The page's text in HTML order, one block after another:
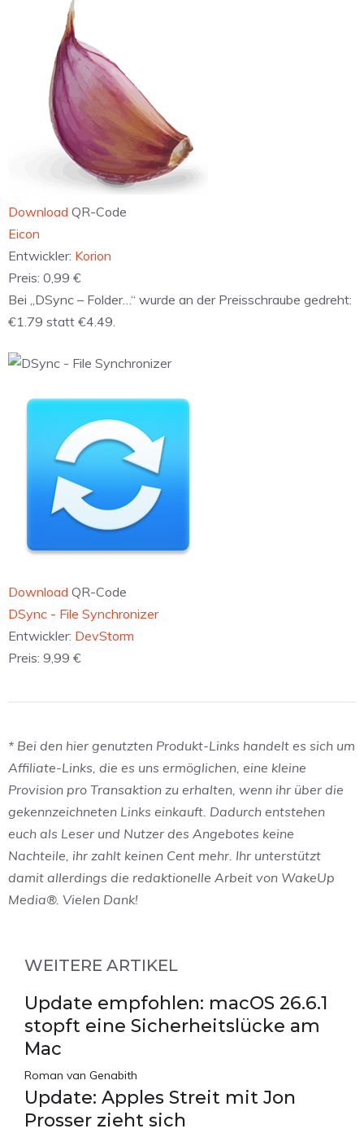
Download QR-Code
‎Eicon
Entwickler: Korion
Preis: 0,99 €
Bei „DSync – Folder…“ wurde an der Preisschraube gedreht:
€1.79 statt €4.49.
Download QR-Code
‎DSync - File Synchronizer
Entwickler: DevStorm
Preis: 9,99 €
* Bei den hier genutzten Produkt-Links handelt es sich um
Affiliate-Links, die es uns ermöglichen, eine kleine
Provision pro Transaktion zu erhalten, wenn ihr über die
gekennzeichneten Links einkauft. Dadurch entstehen
euch als Leser und Nutzer des Angebotes keine
Nachteile, ihr zahlt keinen Cent mehr. Ihr unterstützt
damit allerdings die redaktionelle Arbeit von WakeUp
Media®. Vielen Dank!
WEITERE ARTIKEL
Update empfohlen: macOS 26.6.1
stopft eine Sicherheitslücke am
Mac
Roman van Genabith
Update: Apples Streit mit Jon
Prosser zieht sich